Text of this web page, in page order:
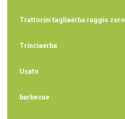
Trattorini tagliaerba raggio zero
Trinciaerba
Usato
barbecue